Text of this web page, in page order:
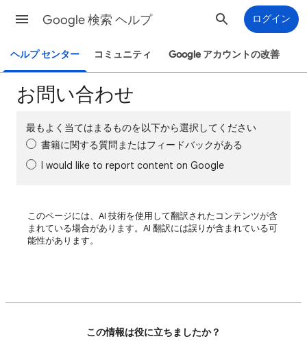
Google 検索 ヘルプ ログイン
ヘルプ センター コミュニティ Google アカウントの改善
お問い合わせ
最もよく当てはまるものを以下から選択してください
書籍に関する質問またはフィードバックがある
I would like to report content on Google
このページには、AI 技術を使用して翻訳されたコンテンツが含
まれている場合があります。AI 翻訳には誤りが含まれている可
能性があります。
この情報は役に立ちましたか？